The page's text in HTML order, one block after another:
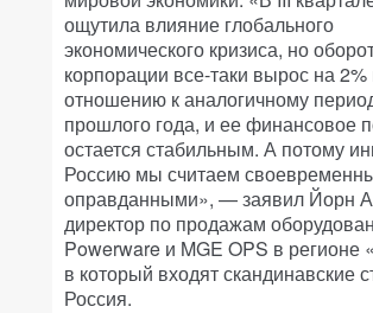
ощутила влияние глобального
экономического кризиса, но
корпорации все-таки вырос на 2%
отношению к аналогичному
прошлого года, и ее финансовое
остается стабильным. А потому
Россию мы считаем
оправданными», — заявил Йорн
директор по продажам
Powerware и MGE OPS в регионе
в который входят скандинавские
Россия.